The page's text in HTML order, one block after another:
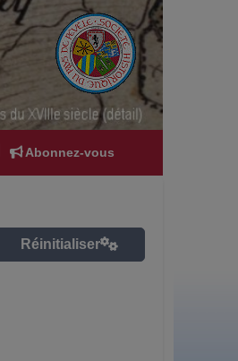
Abonnez-vous
Réinitialiser